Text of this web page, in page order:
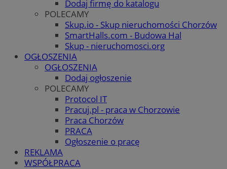
Dodaj firmę do katalogu
POLECAMY
Skup.io - Skup nieruchomości Chorzów
SmartHalls.com - Budowa Hal
Skup - nieruchomosci.org
OGŁOSZENIA
OGŁOSZENIA
Dodaj ogłoszenie
POLECAMY
Protocol IT
Pracuj.pl - praca w Chorzowie
Praca Chorzów
PRACA
Ogłoszenie o pracę
REKLAMA
WSPÓŁPRACA